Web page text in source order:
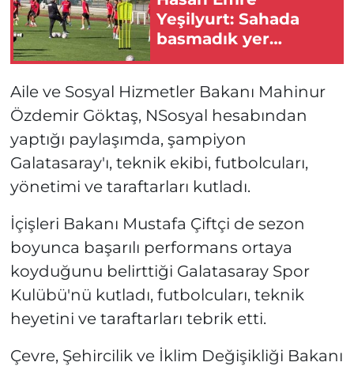
Yeşilyurt: Sahada
basmadık yer
Aile ve Sosyal Hizmetler Bakanı Mahinur
Özdemir Göktaş, NSosyal hesabından
yaptığı paylaşımda, şampiyon
Galatasaray'ı, teknik ekibi, futbolcuları,
yönetimi ve taraftarları kutladı.
İçişleri Bakanı Mustafa Çiftçi de sezon
boyunca başarılı performans ortaya
koyduğunu belirttiği Galatasaray Spor
Kulübü'nü kutladı, futbolcuları, teknik
heyetini ve taraftarları tebrik etti.
Çevre, Şehircilik ve İklim Değişikliği Bakanı